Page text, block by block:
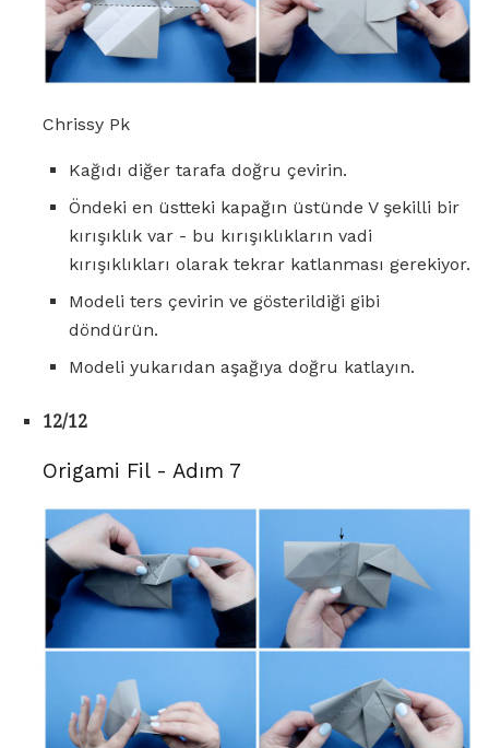
Chrissy Pk
Kağıdı diğer tarafa doğru çevirin.
Öndeki en üstteki kapağın üstünde V şekilli bir
kırışıklık var - bu kırışıklıkların vadi
kırışıklıkları olarak tekrar katlanması gerekiyor.
Modeli ters çevirin ve gösterildiği gibi
döndürün.
Modeli yukarıdan aşağıya doğru katlayın.
12/12
Origami Fil - Adım 7